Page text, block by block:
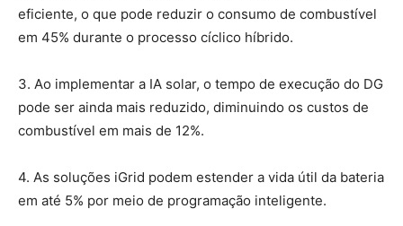
eficiente, o que pode reduzir o consumo de combustível
em 45% durante o processo cíclico híbrido.
3. Ao implementar a IA solar, o tempo de execução do DG
pode ser ainda mais reduzido, diminuindo os custos de
combustível em mais de 12%.
4. As soluções iGrid podem estender a vida útil da bateria
em até 5% por meio de programação inteligente.